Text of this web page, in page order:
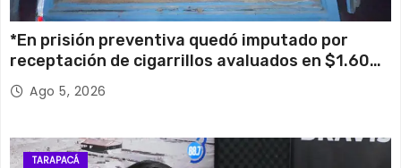
*En prisión preventiva quedó imputado por
receptación de cigarrillos avaluados en $1.600
millones*
Ago 5, 2026
TARAPACÁ